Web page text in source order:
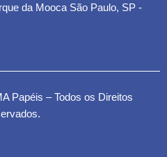
da Mooca São Paulo, SP -
Papéis – Todos os Direitos